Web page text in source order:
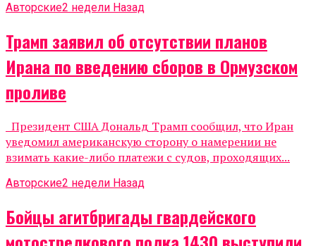
Авторские2 недели Назад
Трамп заявил об отсутствии планов
Ирана по введению сборов в Ормузском
проливе
Президент США Дональд Трамп сообщил, что Иран
уведомил американскую сторону о намерении не
взимать какие-либо платежи с судов, проходящих...
Авторские2 недели Назад
Бойцы агитбригады гвардейского